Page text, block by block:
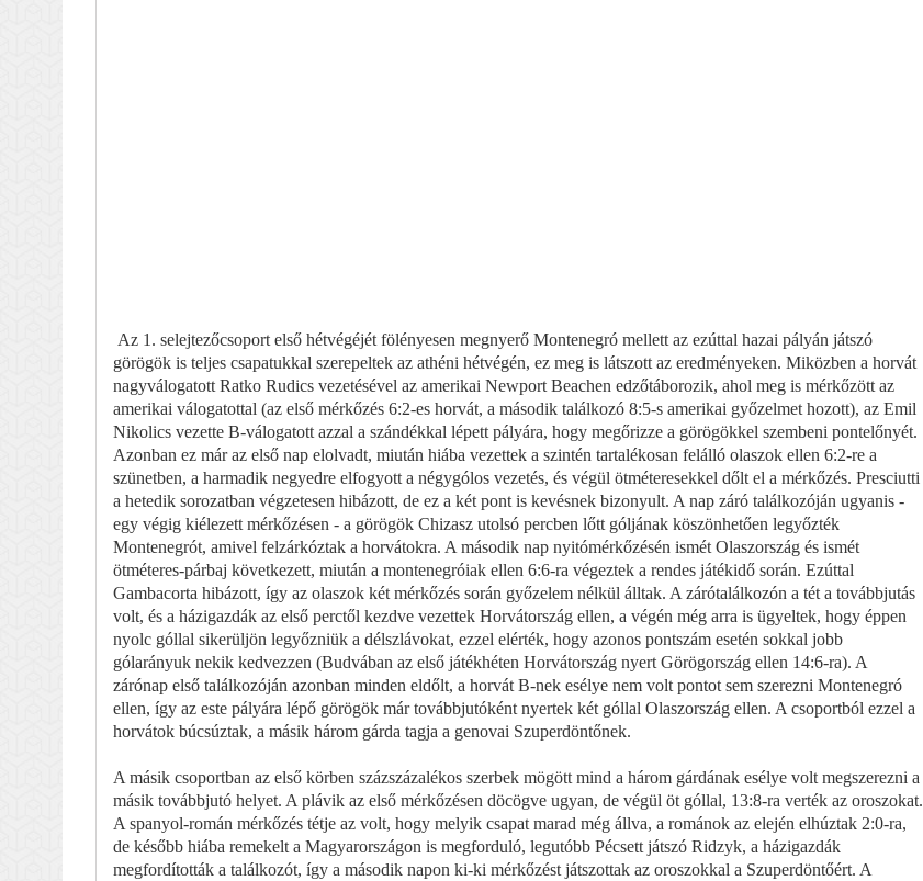
Az 1. selejtezőcsoport első hétvégéjét fölényesen megnyerő Montenegró mellett az ezúttal hazai pályán játszó
görögök is teljes csapatukkal szerepeltek az athéni hétvégén, ez meg is látszott az eredményeken. Miközben a horvát
nagyválogatott Ratko Rudics vezetésével az amerikai Newport Beachen edzőtáborozik, ahol meg is mérkőzött az
amerikai válogatottal (az első mérkőzés 6:2-es horvát, a második találkozó 8:5-s amerikai győzelmet hozott), az Emil
Nikolics vezette B-válogatott azzal a szándékkal lépett pályára, hogy megőrizze a görögökkel szembeni pontelőnyét.
Azonban ez már az első nap elolvadt, miután hiába vezettek a szintén tartalékosan felálló olaszok ellen 6:2-re a
szünetben, a harmadik negyedre elfogyott a négygólos vezetés, és végül ötméteresekkel dőlt el a mérkőzés. Presciutti
a hetedik sorozatban végzetesen hibázott, de ez a két pont is kevésnek bizonyult. A nap záró találkozóján ugyanis -
egy végig kiélezett mérkőzésen - a görögök Chizasz utolsó percben lőtt góljának köszönhetően legyőzték
Montenegrót, amivel felzárkóztak a horvátokra. A második nap nyitómérkőzésén ismét Olaszország és ismét
ötméteres-párbaj következett, miután a montenegróiak ellen 6:6-ra végeztek a rendes játékidő során. Ezúttal
Gambacorta hibázott, így az olaszok két mérkőzés során győzelem nélkül álltak. A zárótalálkozón a tét a továbbjutás
volt, és a házigazdák az első perctől kezdve vezettek Horvátország ellen, a végén még arra is ügyeltek, hogy éppen
nyolc góllal sikerüljön legyőzniük a délszlávokat, ezzel elérték, hogy azonos pontszám esetén sokkal jobb
gólarányuk nekik kedvezzen (Budvában az első játékhéten Horvátország nyert Görögország ellen 14:6-ra). A
zárónap első találkozóján azonban minden eldőlt, a horvát B-nek esélye nem volt pontot sem szerezni Montenegró
ellen, így az este pályára lépő görögök már továbbjutóként nyertek két góllal Olaszország ellen. A csoportból ezzel a
horvátok búcsúztak, a másik három gárda tagja a genovai Szuperdöntőnek.
A másik csoportban az első körben százszázalékos szerbek mögött mind a három gárdának esélye volt megszerezni a
másik továbbjutó helyet. A plávik az első mérkőzésen döcögve ugyan, de végül öt góllal, 13:8-ra verték az oroszokat.
A spanyol-román mérkőzés tétje az volt, hogy melyik csapat marad még állva, a románok az elején elhúztak 2:0-ra,
de később hiába remekelt a Magyarországon is megforduló, legutóbb Pécsett játszó Ridzyk, a házigazdák
megfordították a találkozót, így a második napon ki-ki mérkőzést játszottak az oroszokkal a Szuperdöntőért. A